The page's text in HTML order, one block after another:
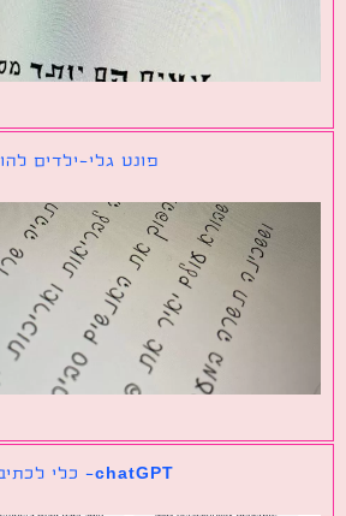
פונט גלי-ילדים להורדה
chatGPT- כלי לכתיבת פוסטים?